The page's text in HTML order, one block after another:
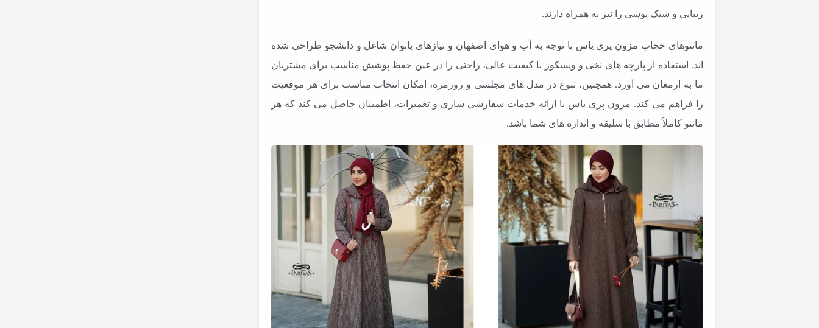
زیبایی و شیک پوشی را نیز به همراه دارند.
مانتوهای حجاب مزون پری یاس با توجه به آب و هوای اصفهان و نیازهای بانوان شاغل و دانشجو طراحی شده
اند. استفاده از پارچه های نخی و ویسکوز با کیفیت عالی، راحتی را در عین حفظ پوشش مناسب برای مشتریان
ما به ارمغان می آورد. همچنین، تنوع در مدل های مجلسی و روزمره، امکان انتخاب مناسب برای هر موقعیت
را فراهم می کند. مزون پری یاس با ارائه خدمات سفارشی سازی و تعمیرات، اطمینان حاصل می کند که هر
مانتو کاملاً مطابق با سلیقه و اندازه های شما باشد.